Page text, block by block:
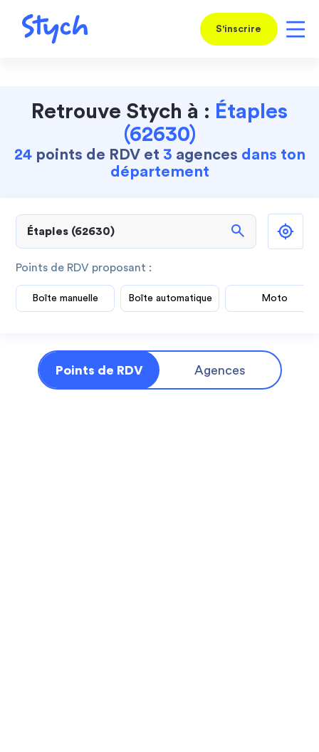
S'inscrire
Retrouve Stych à : Étaples
(62630)
24points de RDV et 3 agences dans ton
département
search
Points de RDV proposant :
Boîte manuelle Boîte automatique Moto
Points de RDV Agences